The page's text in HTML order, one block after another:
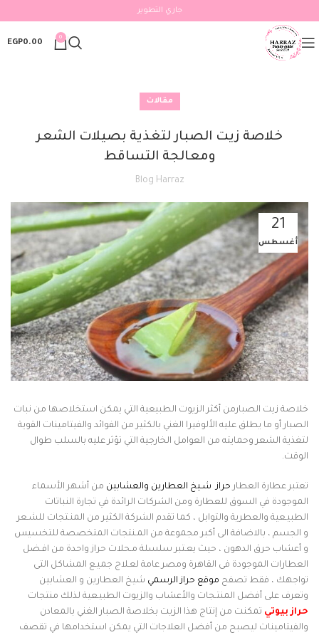
جاري التطوير
0
EGP0.00
مقالات
خلاصة زيت الصبار لتغذية بصيلات الشعر
ومعالجة التساقط
Blog Harraz
21
أغسطس
خلاصة زيت الصبارمن أكثر الزيوت الطبيعية التي يمكن استخلاصها من نبات
الصبار أو ما يطلق عليه الألوفيرا الغني بالكثير من الفوائد والفيتامينات القوية
لتغذية الشعر وحمايته من العوامل الخارجية التي تؤثر عليه بالسلب طوال
الوقت.
تعتبر عطارة العطار حراز شـيخ العطارين والعشابين من أشهر الأسماء
الموجودة في السوق للعطارة ومن الشركات الرائدة في تجارة النباتات
الطبيـعية والعطرية والتوابل ، كما تقدم الشركة الكثير من المنـتجات للشـعر
و الجسم ، بالاضافة الى أكبر مجموعة من المـنتجات المتخصصة للتخسيس
و أعشاب حرق الدهون ، حيث يعـتبر سلسلة مـحلات حراز واحدة من افـضل
العطارات الموجودة فى القاهرة ومصر عامة لعـلاج جميـع المشاكل التى
تواجهك ، فقط تصفح موقع حراز الرسمي شيخ العطارين و العشابين
وتعرف على أفضل المنتـجات والأعشاب والزيوت الطبيـعية لذلك منتجات
حراز بيوتي تمكنت من إنتاج هذا الزيت بخلاصة الصبار الغني بالمعادن
والفيتامينات ليصبح من أفضل العلاجات التي يمكن استخدامها في تقصف